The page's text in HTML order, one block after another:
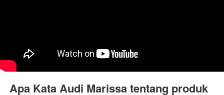
Apa Kata Audi Marissa tentang produk